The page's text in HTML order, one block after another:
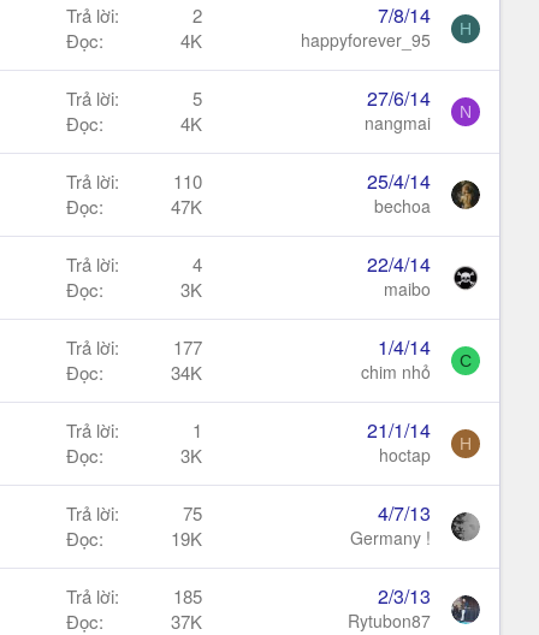
Trả lời
2
Đọc
4K
7/8/14
happyforever_95 H
Trả lời
5
Đọc
4K
27/6/14
nangmai N
Trả lời
110
Đọc
47K
25/4/14
bechoa
Trả lời
4
Đọc
3K
22/4/14
maibo
Trả lời
177
Đọc
34K
1/4/14
chim nhỏ C
Trả lời
1
Đọc
3K
21/1/14
hoctap H
Trả lời
75
Đọc
19K
4/7/13
Germany !
Trả lời
185
Đọc
37K
2/3/13
Rytubon87